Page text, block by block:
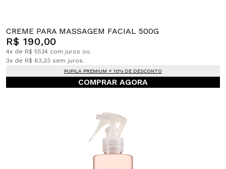
CREME PARA MASSAGEM FACIAL 500G
R$ 190,00
4x de R$ 55,14 com juros ou
3x de R$ 63,33 sem juros.
PUPILA PREMIUM + 10% DE DESCONTO
COMPRAR AGORA